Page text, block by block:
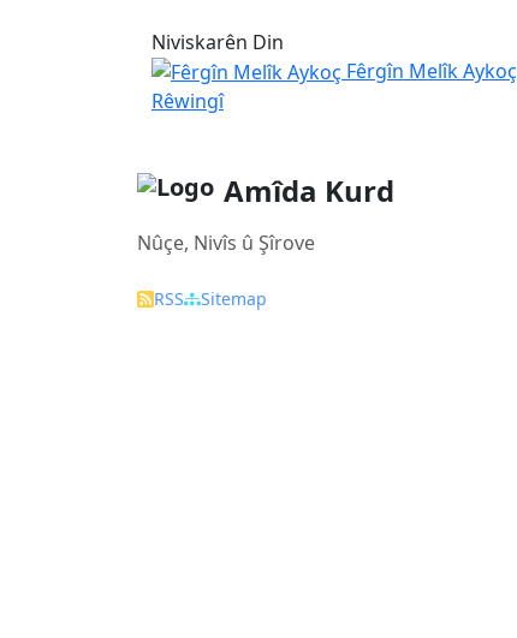
Niviskarên Din
Fêrgîn Melîk Aykoç
Rêwingî
Amîda Kurd
Nûçe, Nivîs û Şîrove
RSS Sitemap